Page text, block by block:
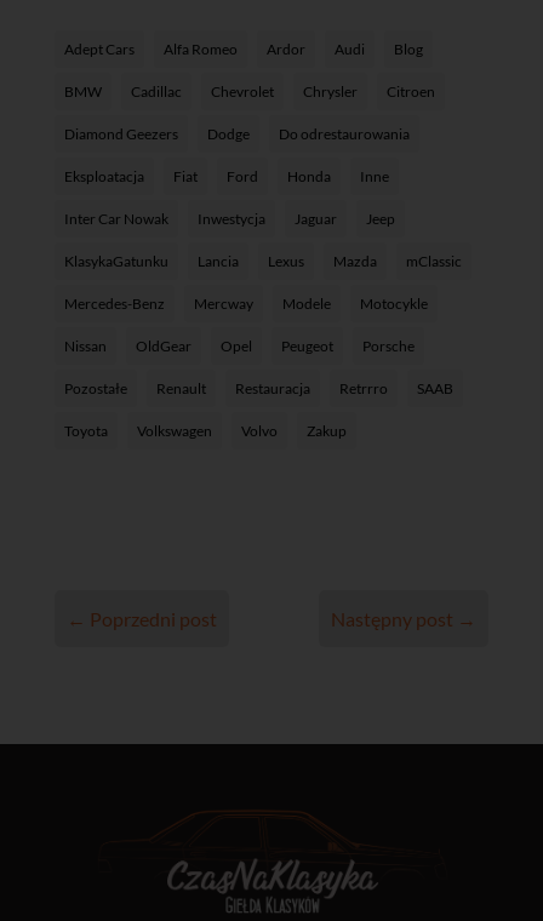
Adept Cars Alfa Romeo Ardor Audi Blog
BMW Cadillac Chevrolet Chrysler Citroen
Diamond Geezers Dodge Do odrestaurowania
Eksploatacja Fiat Ford Honda Inne
Inter Car Nowak Inwestycja Jaguar Jeep
KlasykaGatunku Lancia Lexus Mazda mClassic
Mercedes-Benz Mercway Modele Motocykle
Nissan OldGear Opel Peugeot Porsche
Pozostałe Renault Restauracja Retrrro SAAB
Toyota Volkswagen Volvo Zakup
← Poprzedni post Następny post →